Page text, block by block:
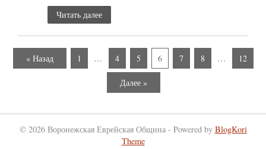
Читать далее
« Назад 1 … 4 5 6 7 8 … 12
Далее »
© 2026 Воронежская Еврейская Община - Powered by BlogKori
Theme